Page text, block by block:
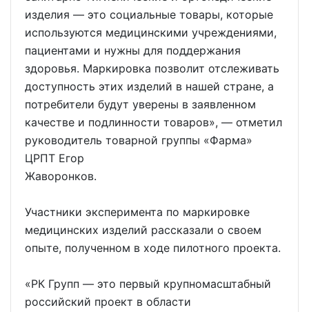
изделия — это социальные товары, которые
используются медицинскими учреждениями,
пациентами и нужны для поддержания
здоровья. Маркировка позволит отслеживать
доступность этих изделий в нашей стране, а
потребители будут уверены в заявленном
качестве и подлинности товаров», — отметил
руководитель товарной группы «Фарма»
ЦРПТ Егор
Жаворонков.
Участники эксперимента по маркировке
медицинских изделий рассказали о своем
опыте, полученном в ходе пилотного проекта.
«РК Групп — это первый крупномасштабный
российский проект в области